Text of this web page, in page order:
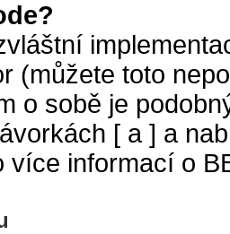
(můžete toto
o sobě je
[ a ] a
více informací o